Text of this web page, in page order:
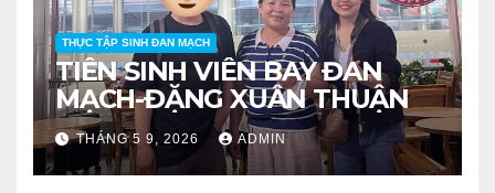
THỰC TẬP SINH ĐAN MẠCH
TIỄN SINH VIÊN BAY ĐAN
MẠCH-ĐẶNG XUÂN THUẬN
THÁNG 5 9, 2026 ADMIN